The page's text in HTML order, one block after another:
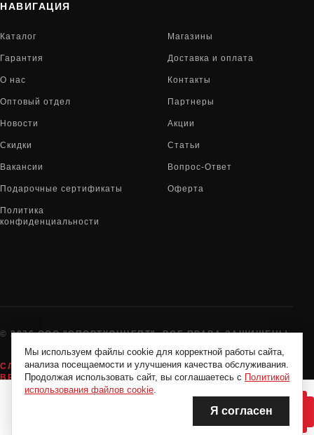
НЕТ В НАЛИЧИИ
НЕТ В НАЛИЧИИ
НАВИГАЦИЯ
Каталог Магазины
Гарантия Доставка и оплата
О нас Контакты
Оптовый отдел Партнеры
Новости Акции
Скидки Статьи
Вакансии Вопрос-Ответ
Подарочные сертификаты Оферта
Политика
конфиденциальности
© 2026 ООО "СПОРТКОНЦЕПТ". ВСЕ ПРАВА ЗАЩИЩЕНЫ
СЛУЖБА ПОДДЕРЖКИ:8-800-775-72-05
ВРЕМЯ РАБОТЫ:
10:00 - 19:00 ЕЖЕДНЕВНО
Мы используем файлы cookie для корректной работы сайта,
анализа посещаемости и улучшения качества обслуживания.
Продолжая использовать сайт, вы соглашаетесь с Политикой
использования файлов cookie.
Я согласен